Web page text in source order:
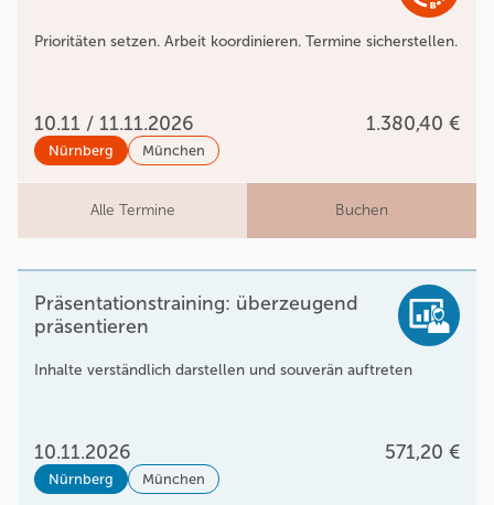
Prioritäten setzen. Arbeit koordinieren. Termine sicherstellen.
10.11 / 11.11.2026 1.380,40 €
Nürnberg München
Alle Termine Buchen
Präsentationstraining: überzeugend
präsentieren
Inhalte verständlich darstellen und souverän auftreten
10.11.2026 571,20 €
Nürnberg München